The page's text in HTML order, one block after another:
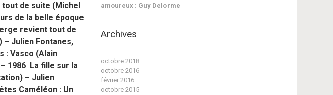
de suite (Michel
de la belle époque
revient tout de
– Julien Fontanes,
: Vasco (Alain
1986 La fille sur la
– Julien
Caméléon : Un
amoureux : Guy Delorme
Archives
octobre 2018
octobre 2016
février 2016
octobre 2015